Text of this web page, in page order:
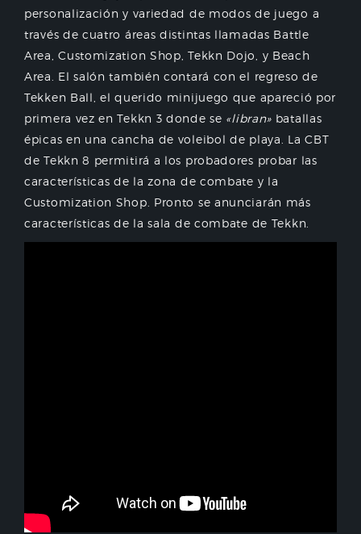
personalización y variedad de modos de juego a
través de cuatro áreas distintas llamadas Battle
Area, Customization Shop, Tekkn Dojo, y Beach
Area. El salón también contará con el regreso de
Tekken Ball, el querido minijuego que apareció por
primera vez en Tekkn 3 donde se «libran» batallas
épicas en una cancha de voleibol de playa. La CBT
de Tekkn 8 permitirá a los probadores probar las
características de la zona de combate y la
Customization Shop. Pronto se anunciarán más
características de la sala de combate de Tekkn.